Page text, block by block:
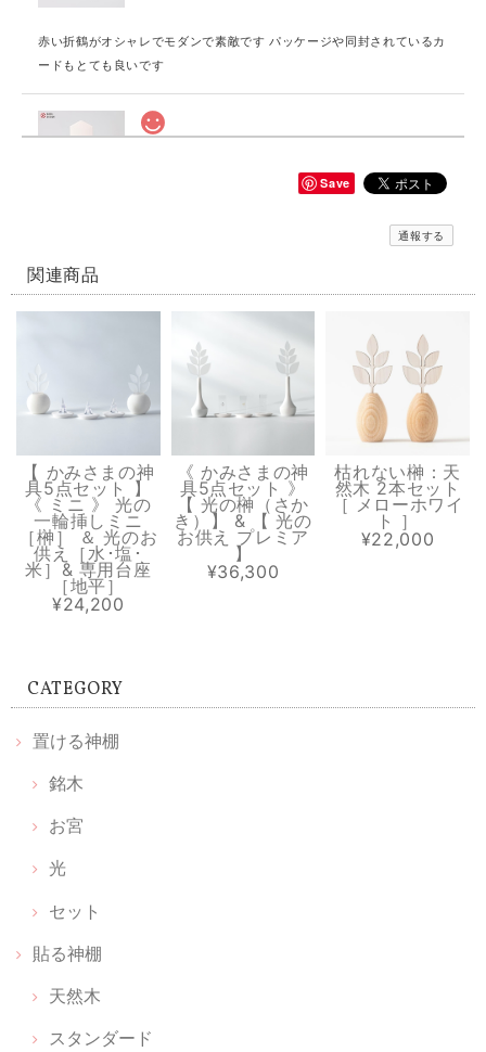
赤い折鶴がオシャレでモダンで素敵です パッケージや同封されているカ
ードもとても良いです
とても可愛いデザインです パッケージや同封されているカードも素敵で
貼る神棚【 健康 】
2026/07/20
商品のデザインもオシャレだけどパッケージや同封されていたカードも
とても素敵です
溶けない盛り塩［ スタンダード ］ 2個セット 【 S 】
2026/07/13
丁寧な包装📦で取り扱いが良いですね 光のお供えは光、水、塩説明書見
る前に取り出してしまったので、置き方は順番など無いですか 神棚買お
うかと思ってはいましたが 中々買いに行けませんでした 簡素化されて
Save
通報する
関連商品
【 かみさまの神
具5点セット 】
《 ミニ 》 光の
一輪挿しミニ
［榊］ ＆ 光のお
供え［水･塩･
米］& 専用台座
［地平］
¥24,200
《 かみさまの神
具5点セット 》
【 光の榊（さか
き）】 & 【 光の
お供え プレミア
】
¥36,300
枯れない榊：天
然木 2本セット
［ メローホワイ
ト ］
¥22,000
CATEGORY
置ける神棚
銘木
お宮
光
セット
貼る神棚
天然木
スタンダード